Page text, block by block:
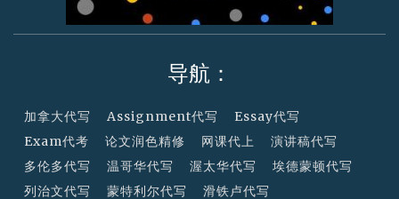
导航：
加拿大代写 Assignment代写
Essay代写
Exam代考
论文润色精修 网课代上
演讲稿代写
多伦多代写
温哥华代写 渥太华代写
埃德蒙顿代写
列治文代写
蒙特利尔代写 滑铁卢代写